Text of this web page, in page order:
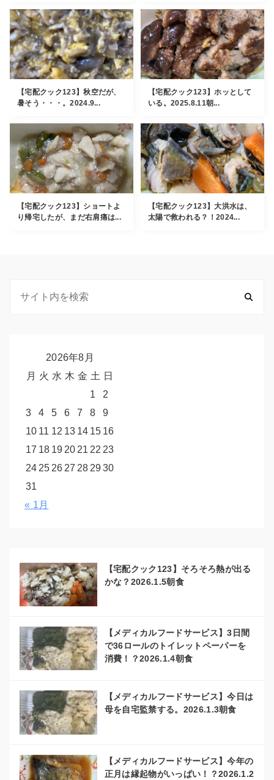
【宅配クック123】秋空だが、
暑そう・・・。2024.9...
【宅配クック123】ホッとして
いる。2025.8.11朝...
【宅配クック123】ショートよ
り帰宅したが、まだ右肩痛は...
【宅配クック123】大洪水は、
太陽で救われる？！2024...
2026年8月
月 火 水 木 金 土 日
1
2
3
4 5 6 7 8
9
10 11 12 13 14 15 16
17 18 19 20 21 22 23
24 25 26 27 28 2930
31
« 1月
【宅配クック123】そろそろ熱が出る
かな？2026.1.5朝食
【メディカルフードサービス】3日間
で36ロールのトイレットペーパーを
消費！？2026.1.4朝食
【メディカルフードサービス】今日は
母を自宅監禁する。2026.1.3朝食
【メディカルフードサービス】今年の
正月は縁起物がいっぱい！？2026.1.2